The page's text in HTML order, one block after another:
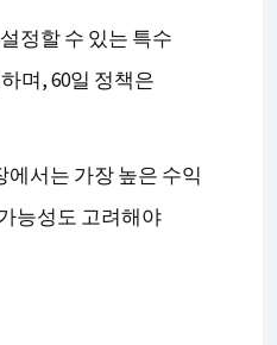
정할 수 있는 특수
며, 60일 정책은
서는 가장 높은 수익
능성도 고려해야